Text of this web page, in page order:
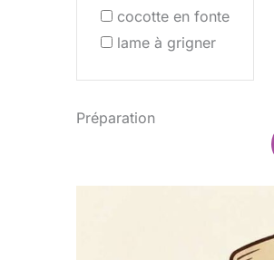
cocotte en fonte
lame à grigner
Préparation